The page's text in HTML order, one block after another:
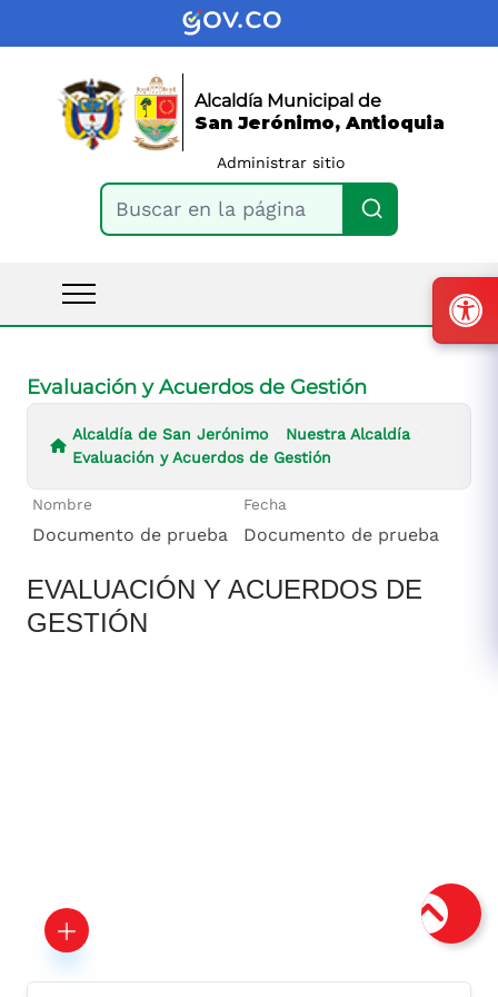
Alcaldía Municipal de
San Jerónimo, Antioquia
Administrar sitio
Buscar en la página
Evaluación y Acuerdos de Gestión
Alcaldía de San Jerónimo
Nuestra Alcaldía
Evaluación y Acuerdos de Gestión
Nombre Fecha
Documento de prueba Documento de prueba
EVALUACIÓN Y ACUERDOS DE
GESTIÓN